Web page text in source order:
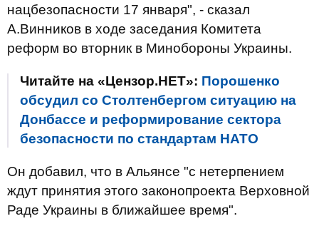
нацбезопасности 17 января", - сказал
А.Винников в ходе заседания Комитета
реформ во вторник в Минобороны Украины.
Читайте на «Цензор.НЕТ»: Порошенко
обсудил со Столтенбергом ситуацию на
Донбассе и реформирование сектора
безопасности по стандартам НАТО
Он добавил, что в Альянсе "с нетерпением
ждут принятия этого законопроекта Верховной
Раде Украины в ближайшее время".